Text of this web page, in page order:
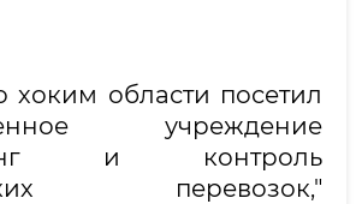
хоким области посетил
учреждение
и контроль
перевозок,"